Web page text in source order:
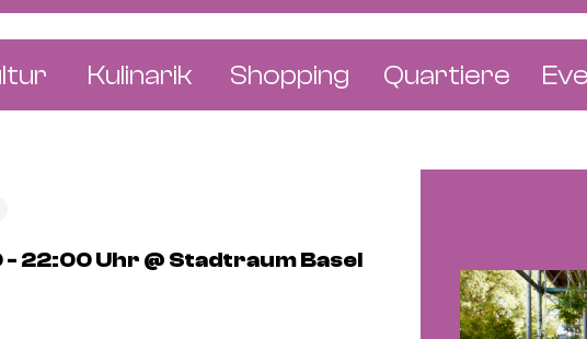
Kulinarik
Bäckereien & Konditoreien
Shopping
Schmuck & Uhren
Blumen & Pflanzen
Quartiere
Kleinbasel
Klybeck
22:00 Uhr @ Stadtraum Basel